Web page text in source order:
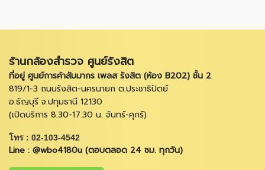
ร้านกล้องสำรวจ ศูนย์รังสิต
ที่อยู่ ศูนย์การค้าสัมมากร เพลส รังสิต (ห้อง B202) ชั้น 2
819/1-3 ถนนรังสิต-นครนายก ต.ประชาธิปัตย์
อ.ธัญบุรี จ.ปทุมธานี 12130
(เปิดบริการ 8.30-17.30 น. จันทร์-ศุกร์)
โทร : 02-103-4542
Line : @wbo4180u (ตอบตลอด 24 ชม. ทุกวัน)